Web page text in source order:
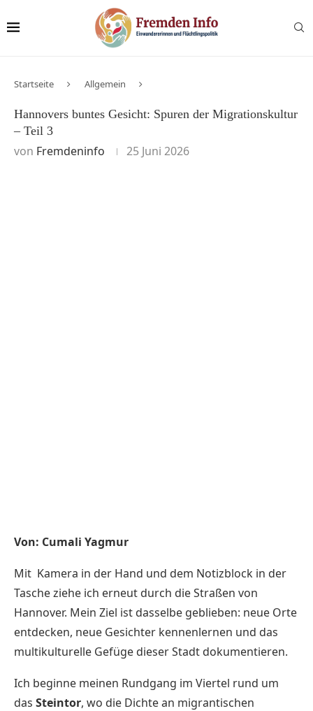
Startseite Allgemein
Hannovers buntes Gesicht: Spuren der Migrationskultur
– Teil 3
von Fremdeninfo 25 Juni 2026
Von: Cumali Yagmur
Mit Kamera in der Hand und dem Notizblock in der
Tasche ziehe ich erneut durch die Straßen von
Hannover. Mein Ziel ist dasselbe geblieben: neue Orte
entdecken, neue Gesichter kennenlernen und das
multikulturelle Gefüge dieser Stadt dokumentieren.
Ich beginne meinen Rundgang im Viertel rund um
das Steintor, wo die Dichte an migrantischen